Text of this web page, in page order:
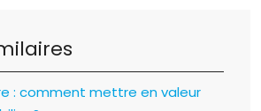
: comment mettre en valeur